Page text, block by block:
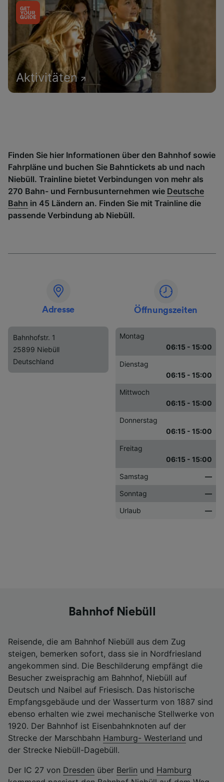
Aktivitäten
Finden Sie hier Informationen über den Bahnhof sowie
Fahrpläne und buchen Sie Bahntickets ab und nach
Niebüll. Trainline bietet Verbindungen von mehr als
270 Bahn- und Fernbusunternehmen wie Deutsche
Bahn in 45 Ländern an. Finden Sie mit Trainline die
passende Verbindung ab Niebüll.
Adresse
Bahnhofstr. 1
25899 Niebüll
Deutschland
Öffnungszeiten
Montag
06:15 - 15:00
Dienstag
06:15 - 15:00
Mittwoch
06:15 - 15:00
Donnerstag
06:15 - 15:00
Freitag
06:15 - 15:00
Samstag
—
Sonntag
—
Urlaub
—
Bahnhof Niebüll
Reisende, die am Bahnhof Niebüll aus dem Zug
steigen, bemerken sofort, dass sie in Nordfriesland
angekommen sind. Die Beschilderung empfängt die
Besucher zweisprachig am Bahnhof, Niebüll auf
Deutsch und Naibel auf Friesisch. Das historische
Empfangsgebäude und der Wasserturm von 1887 sind
ebenso erhalten wie zwei mechanische Stellwerke von
1920. Der Bahnhof ist Eisenbahnknoten auf der
Strecke der Marschbahn Hamburg- Westerland und
der Strecke Niebüll-Dagebüll.
Der IC 27 von Dresden über Berlin und Hamburg